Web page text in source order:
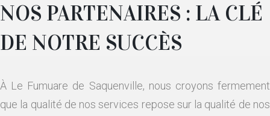
NOS PARTENAIRES : LA CLÉ
DE NOTRE SUCCÈS
À Le Fumuare de Saquenville, nous croyons fermement
que la qualité de nos services repose sur la qualité de nos